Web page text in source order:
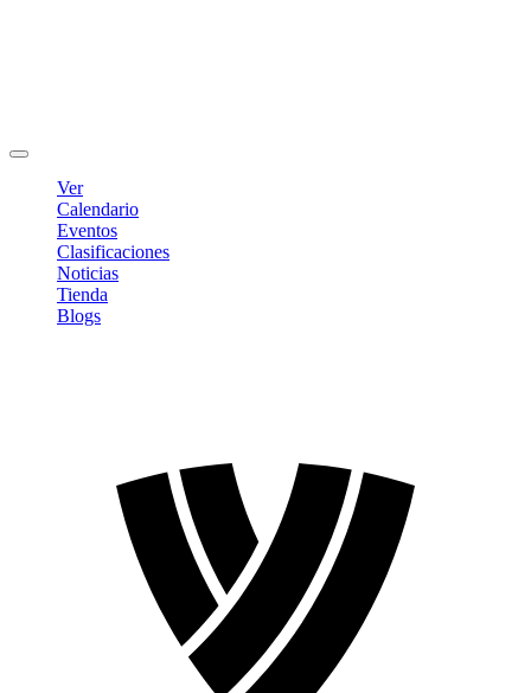
Ver
Calendario
Eventos
Clasificaciones
Noticias
Tienda
Blogs